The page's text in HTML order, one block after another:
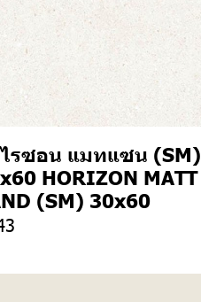
รซอน แมทแซน (SM)
HORIZON MATT
(SM) 30x60